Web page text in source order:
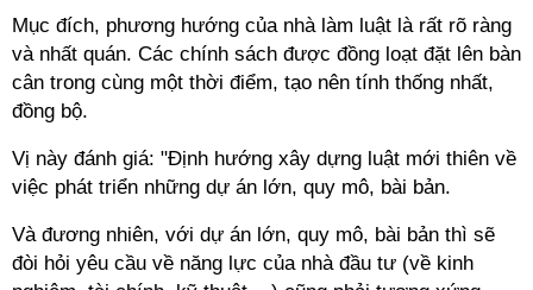
Mục đích, phương hướng của nhà làm luật là rất rõ ràng
và nhất quán. Các chính sách được đồng loạt đặt lên bàn
cân trong cùng một thời điểm, tạo nên tính thống nhất,
đồng bộ.
Vị này đánh giá: "Định hướng xây dựng luật mới thiên về
việc phát triển những dự án lớn, quy mô, bài bản.
Và đương nhiên, với dự án lớn, quy mô, bài bản thì sẽ
đòi hỏi yêu cầu về năng lực của nhà đầu tư (về kinh